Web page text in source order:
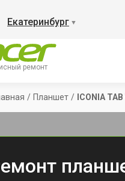
Екатеринбург ▼
ремонт
/ Планшет / ICONIA